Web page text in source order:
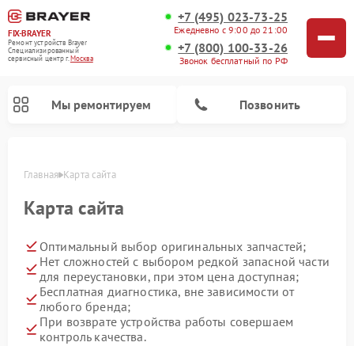
FIX-BRAYER
Ремонт устройств Brayer
Специализированный
cервисный центр г.Москва
+7 (495) 023-73-25
Ежедневно с 9:00 до 21:00
+7 (800) 100-33-26
Звонок бесплатный по РФ
Мы ремонтируем Позвонить
Главная Карта сайта
Карта сайта
Оптимальный выбор оригинальных запчастей;
Нет сложностей с выбором редкой запасной части
для переустановки, при этом цена доступная;
Бесплатная диагностика, вне зависимости от
любого бренда;
При возврате устройства работы совершаем
контроль качества.